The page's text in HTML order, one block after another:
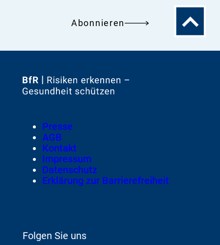
Abonnieren
Zum
Zur
Footer
Meta-
Navigation
Presse
AGB
Kontakt
Impressum
Datenschutz
Erklärung zur Barrierefreiheit
Folgen Sie uns